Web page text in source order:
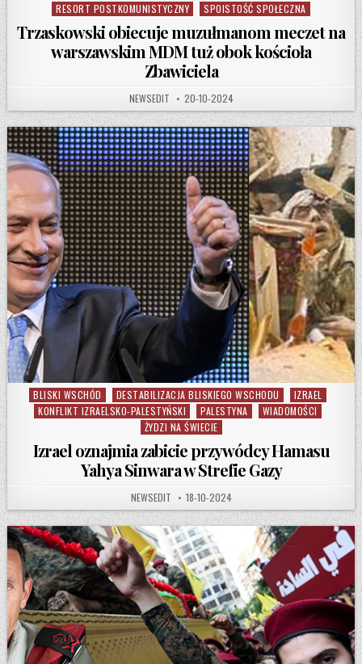
RESORT POSTKOMUNISTYCZNY
SPOISTOŚĆ SPOŁECZNA
Trzaskowski obiecuje muzułmanom meczet na
warszawskim MDM tuż obok kościoła
Zbawiciela
AUTHOR:
NEWSEDIT PUBLISHED DATE:
20-10-2024
Posted in
BLISKI WSCHÓD DESTABILIZACJA BLISKIEGO WSCHODU
IZRAEL
KONFLIKT IZRAELSKO-PALESTYŃSKI
PALESTYNA
WIADOMOŚCI
ŻYDZI NA ŚWIECIE
Izrael oznajmia zabicie przywódcy Hamasu
Yahya Sinwara w Strefie Gazy
AUTHOR:
NEWSEDIT PUBLISHED DATE:
18-10-2024